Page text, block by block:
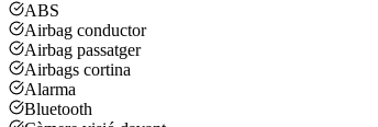
ABS
Airbag conductor
Airbag passatger
Airbags cortina
Alarma
Bluetooth